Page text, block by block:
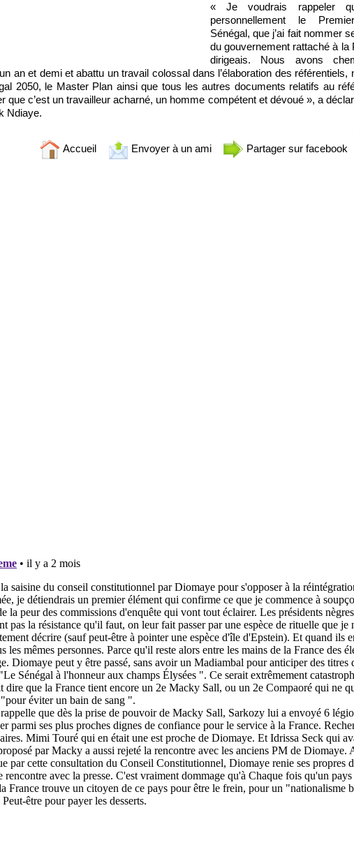
« Je voudrais rappeler
personnellement le
Sénégal, que j’ai fait nommer
du gouvernement rattaché à la
dirigeais. Nous avons
an et demi et abattu un travail colossal dans l’élaboration des référentiels,
2050, le Master Plan ainsi que tous les autres documents relatifs au
que c’est un travailleur acharné, un homme compétent et dévoué », a
Ndiaye.
Accueil Envoyer à un ami Partager sur facebook